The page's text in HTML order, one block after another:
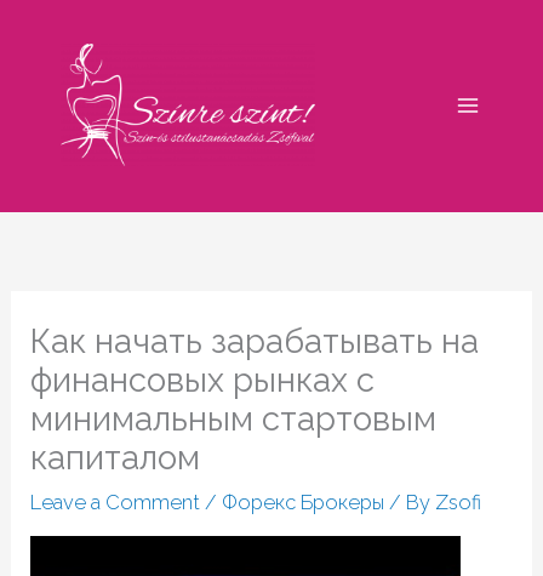
content
Как начать зарабатывать на
финансовых рынках с
минимальным стартовым
капиталом
Leave a Comment / Форекс Брокеры / By Zsofi